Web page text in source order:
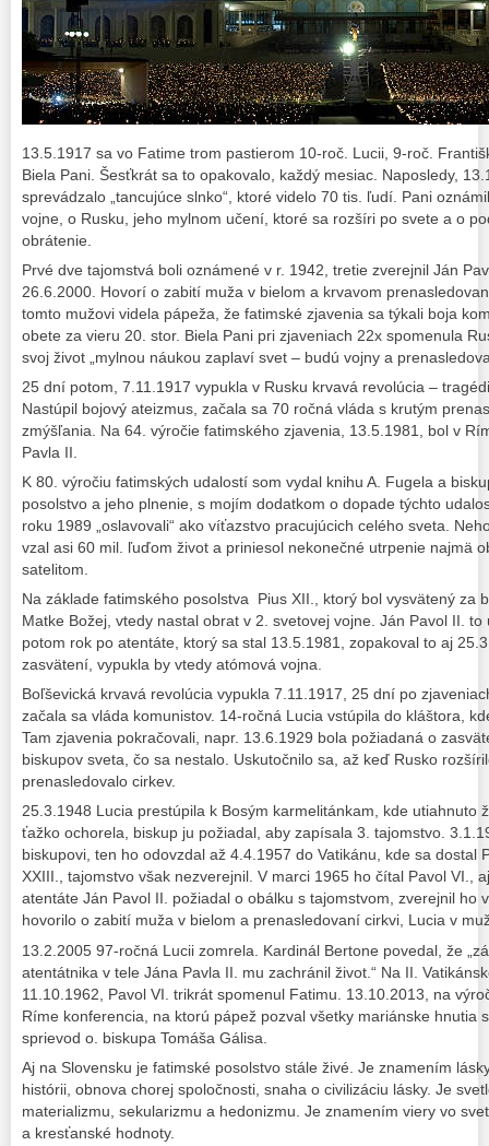
13.5.1917 sa vo Fatime trom pastierom 10-roč. Lucii, 9-roč.
Biela Pani. Šesťkrát sa to opakovalo, každý mesiac. Naposledy,
sprevádzalo „tancujúce slnko“, ktoré videlo 70 tis. ľudí. Pani
vojne, o Rusku, jeho mylnom učení, ktoré sa rozšíri po svete a o
obrátenie.
Prvé dve tajomstvá boli oznámené v r. 1942, tretie zverejnil Ján
26.6.2000. Hovorí o zabití muža v bielom a krvavom
tomto mužovi videla pápeža, že fatimské zjavenia sa týkali boja
obete za vieru 20. stor. Biela Pani pri zjaveniach 22x spomenula
svoj život „mylnou náukou zaplaví svet – budú vojny a
25 dní potom, 7.11.1917 vypukla v Rusku krvavá revolúcia –
Nastúpil bojový ateizmus, začala sa 70 ročná vláda s krutým
zmýšľania. Na 64. výročie fatimského zjavenia, 13.5.1981, bol v
Pavla II.
K 80. výročiu fatimských udalostí som vydal knihu A. Fugela a
posolstvo a jeho plnenie, s mojím dodatkom o dopade týchto
roku 1989 „oslavovali“ ako víťazstvo pracujúcich celého sveta.
vzal asi 60 mil. ľuďom život a priniesol nekonečné utrpenie najmä
satelitom.
Na základe fatimského posolstva Pius XII., ktorý bol vysvätený za
Matke Božej, vtedy nastal obrat v 2. svetovej vojne. Ján Pavol II.
potom rok po atentáte, ktorý sa stal 13.5.1981, zopakoval to aj
zasvätení, vypukla by vtedy atómová vojna.
Boľševická krvavá revolúcia vypukla 7.11.1917, 25 dní po
začala sa vláda komunistov. 14-ročná Lucia vstúpila do kláštora,
Tam zjavenia pokračovali, napr. 13.6.1929 bola požiadaná o
biskupov sveta, čo sa nestalo. Uskutočnilo sa, až keď Rusko
prenasledovalo cirkev.
25.3.1948 Lucia prestúpila k Bosým karmelitánkam, kde utiahnuto
ťažko ochorela, biskup ju požiadal, aby zapísala 3. tajomstvo.
biskupovi, ten ho odovzdal až 4.4.1957 do Vatikánu, kde sa dostal
XXIII., tajomstvo však nezverejnil. V marci 1965 ho čítal Pavol VI.,
atentáte Ján Pavol II. požiadal o obálku s tajomstvom, zverejnil ho
hovorilo o zabití muža v bielom a prenasledovaní cirkvi, Lucia v
13.2.2005 97-ročná Lucii zomrela. Kardinál Bertone povedal, že
atentátnika v tele Jána Pavla II. mu zachránil život.“ Na II.
11.10.1962, Pavol VI. trikrát spomenul Fatimu. 13.10.2013, na
Ríme konferencia, na ktorú pápež pozval všetky mariánske hnutia
sprievod o. biskupa Tomáša Gálisa.
Aj na Slovensku je fatimské posolstvo stále živé. Je znamením
histórii, obnova chorej spoločnosti, snaha o civilizáciu lásky. Je
materializmu, sekularizmu a hedonizmu. Je znamením viery vo
a kresťanské hodnoty.